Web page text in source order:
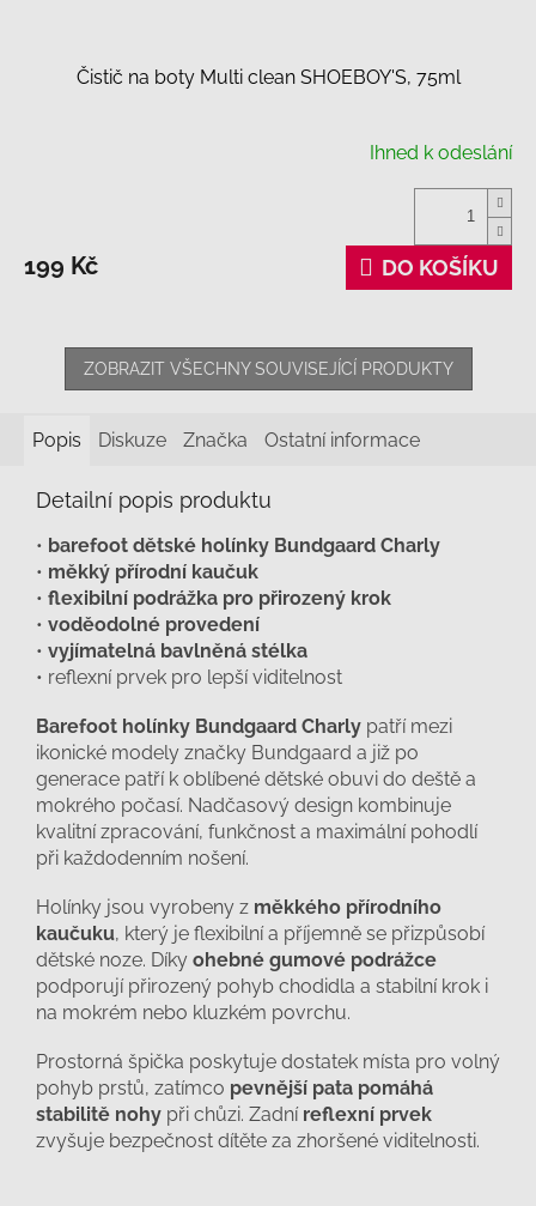
Čistič na boty Multi clean SHOEBOY'S, 75ml
Ihned k odeslání
199 Kč DO KOŠÍKU
ZOBRAZIT VŠECHNY SOUVISEJÍCÍ PRODUKTY
Popis Diskuze Značka Ostatní informace
Detailní popis produktu
• barefoot dětské holínky Bundgaard Charly
• měkký přírodní kaučuk
• flexibilní podrážka pro přirozený krok
• voděodolné provedení
• vyjímatelná bavlněná stélka
• reflexní prvek pro lepší viditelnost
Barefoot holínky Bundgaard Charly patří mezi
ikonické modely značky Bundgaard a již po
generace patří k oblíbené dětské obuvi do deště a
mokrého počasí. Nadčasový design kombinuje
kvalitní zpracování, funkčnost a maximální pohodlí
při každodenním nošení.
Holínky jsou vyrobeny z měkkého přírodního
kaučuku, který je flexibilní a příjemně se přizpůsobí
dětské noze. Díky ohebné gumové podrážce
podporují přirozený pohyb chodidla a stabilní krok i
na mokrém nebo kluzkém povrchu.
Prostorná špička poskytuje dostatek místa pro volný
pohyb prstů, zatímco pevnější pata pomáhá
stabilitě nohy při chůzi. Zadní reflexní prvek
zvyšuje bezpečnost dítěte za zhoršené viditelnosti.